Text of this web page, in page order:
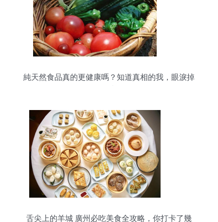
純天然食品真的更健康嗎？知道真相的我，眼淚掉
舌尖上的羊城 廣州必吃美食全攻略，你打卡了幾